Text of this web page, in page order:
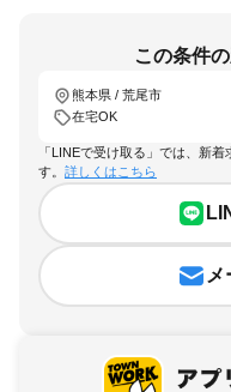
この条件
熊本県 / 荒尾市
在宅OK
「LINEで受け取る」では、新
す。 詳しくはこちら